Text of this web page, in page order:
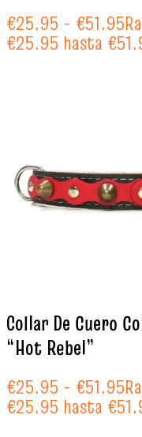
€25.95 - €51.95
€25.95 hasta
Collar De Cuero
“Hot Rebel”
€25.95 - €51.95
€25.95 hasta